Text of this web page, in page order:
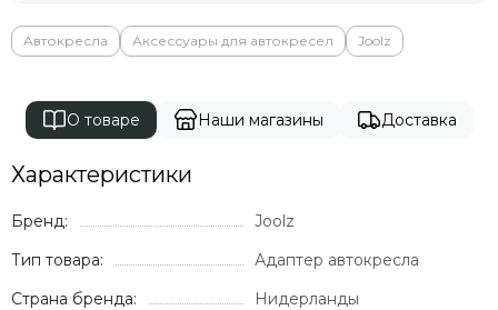
Автокресла Аксессуары для автокресел Joolz
О товаре Наши магазины Доставка
Характеристики
Бренд:
Joolz
Тип товара:
Адаптер автокресла
Страна бренда:
Нидерланды